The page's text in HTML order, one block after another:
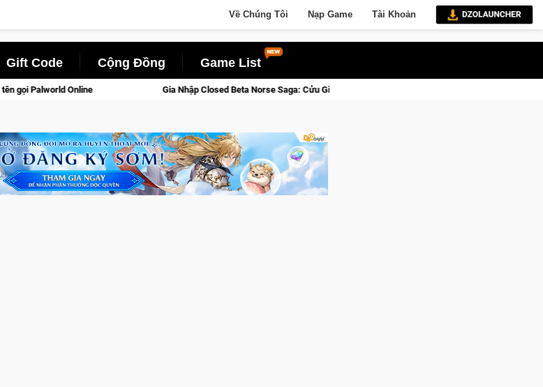
Về Chúng Tôi Nạp Game Tài Khoản
Gift Code Cộng Đồng Game List
Gia Nhập Closed Beta Norse Saga: Cửu Giới Thức Tỉnh, Săn DJI Osmo Pocket 3 Ngay Hôm Nay